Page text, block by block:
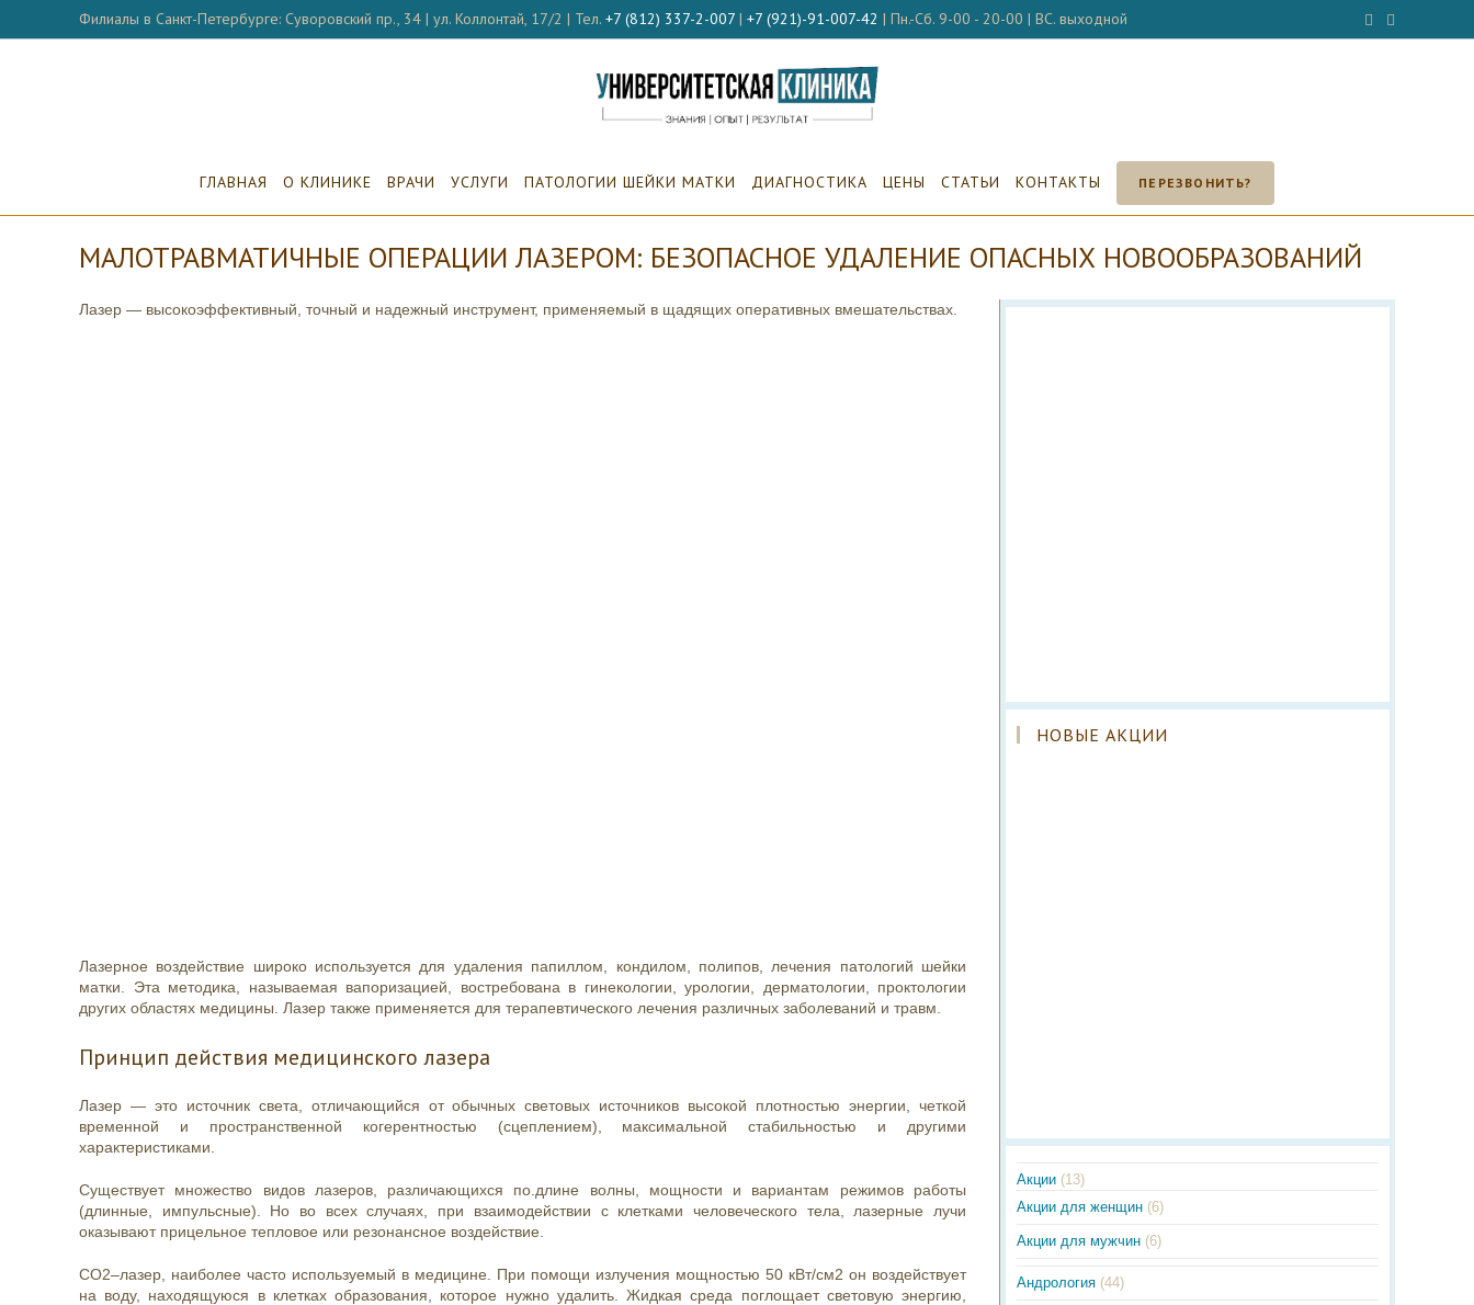
Филиалы в Санкт-Петербурге: Суворовский пр., 34 | ул. Коллонтай, 17/2 | Тел. +7 (812) 337-2-007 | +7 (921)-91-007-42 | Пн.-Сб. 9-00 - 20-00 | ВС. выходной
ГЛАВНАЯ О КЛИНИКЕ ВРАЧИ УСЛУГИ ПАТОЛОГИИ ШЕЙКИ МАТКИ ДИАГНОСТИКА ЦЕНЫ СТАТЬИ КОНТАКТЫ ПЕРЕЗВОНИТЬ?
МАЛОТРАВМАТИЧНЫЕ ОПЕРАЦИИ ЛАЗЕРОМ: БЕЗОПАСНОЕ УДАЛЕНИЕ ОПАСНЫХ НОВООБРАЗОВАНИЙ
Лазер — высокоэффективный, точный и надежный инструмент, применяемый в щадящих оперативных вмешательствах.
Лазерное воздействие широко используется для удаления папиллом, кондилом, полипов, лечения патологий шейки
матки. Эта методика, называемая вапоризацией, востребована в гинекологии, урологии, дерматологии, проктологии
других областях медицины. Лазер также применяется для терапевтического лечения различных заболеваний и травм.
Принцип действия медицинского лазера
Лазер — это источник света, отличающийся от обычных световых источников высокой плотностью энергии, четкой
временной и пространственной когерентностью (сцеплением), максимальной стабильностью и другими
характеристиками.
Существует множество видов лазеров, различающихся по.длине волны, мощности и вариантам режимов работы
(длинные, импульсные). Но во всех случаях, при взаимодействии с клетками человеческого тела, лазерные лучи
оказывают прицельное тепловое или резонансное воздействие.
CO2–лазер, наиболее часто используемый в медицине. При помощи излучения мощностью 50 кВт/см2 он воздействует
на воду, находящуюся в клетках образования, которое нужно удалить. Жидкая среда поглощает световую энергию,
НОВЫЕ АКЦИИ
Акции (13)
Акции для женщин (6)
Акции для мужчин (6)
Андрология (44)